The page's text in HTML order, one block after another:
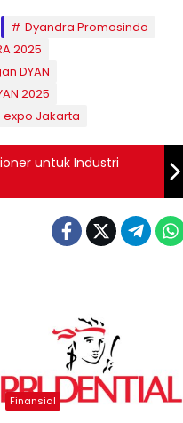
Dyandra Promosindo
2025
DYAN
2025
Jakarta
untuk Industri
Finansial